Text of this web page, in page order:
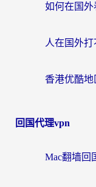
回国代理vpn